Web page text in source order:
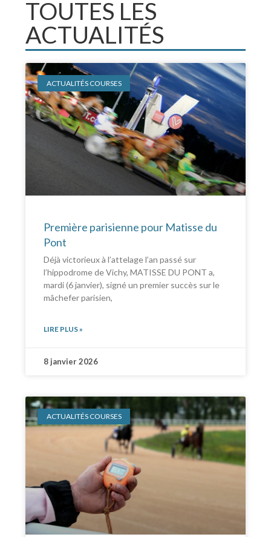
TOUTES LES
ACTUALITÉS
ACTUALITÉS COURSES
Première parisienne pour Matisse du
Pont
Déjà victorieux à l’attelage l’an passé sur
l’hippodrome de Vichy, MATISSE DU PONT a,
mardi (6 janvier), signé un premier succès sur le
mâchefer parisien,
LIRE PLUS »
8 janvier 2026
ACTUALITÉS COURSES